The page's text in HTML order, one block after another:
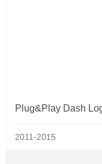
Plug&Play Dash
2011-2015